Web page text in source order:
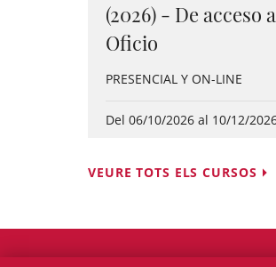
(2026) - De acceso
Oficio
PRESENCIAL Y ON-LINE
Del 06/10/2026 al 10/12/
VEURE TOTS ELS CURSOS